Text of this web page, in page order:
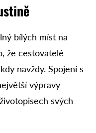
bílých míst na
že cestovatelé
navždy. Spojení s
výpravy
svých